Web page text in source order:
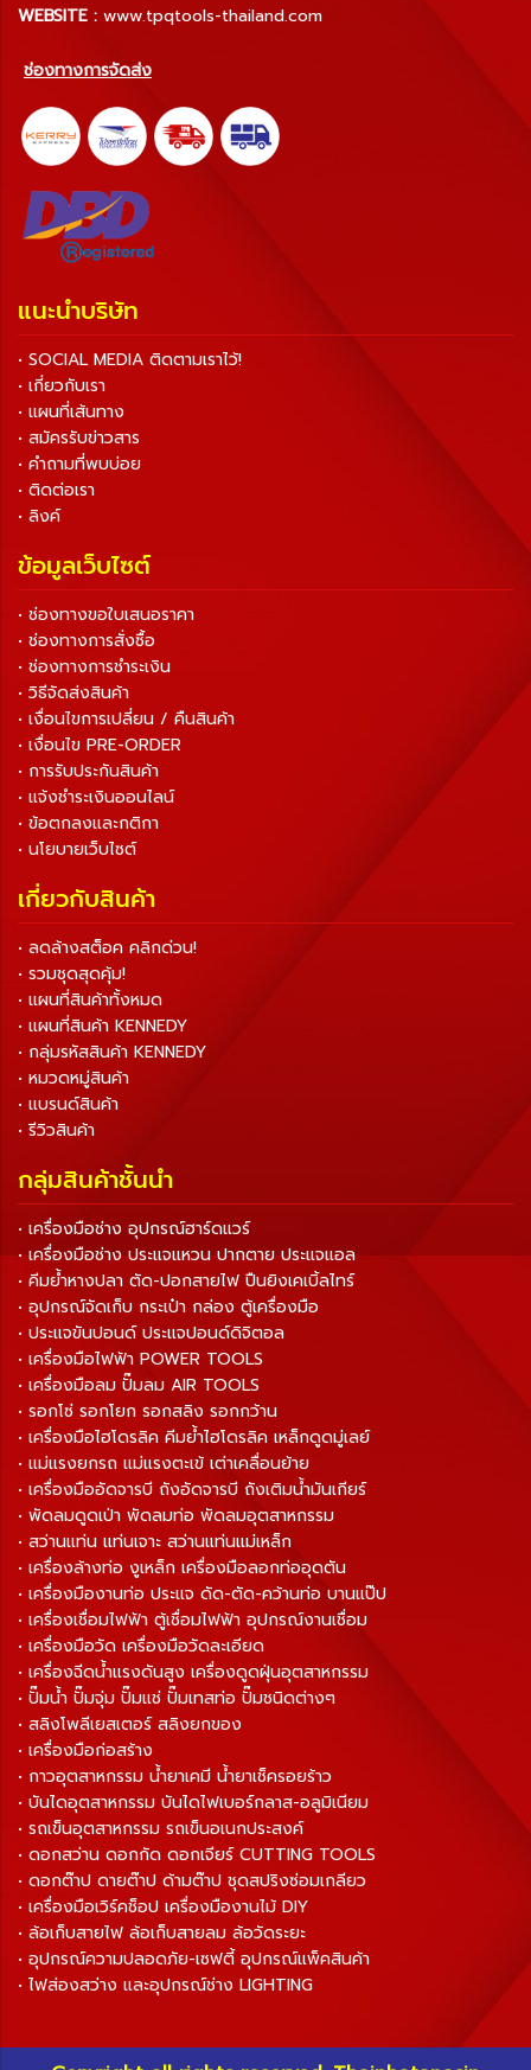
WEBSITE : www.tpqtools-thailand.com
ช่องทางการจัดส่ง
แนะนำบริษัท
• SOCIAL MEDIA ติดตามเราไว้!
• เกี่ยวกับเรา
• แผนที่เส้นทาง
• สมัครรับข่าวสาร
• คำถามที่พบบ่อย
• ติดต่อเรา
• ลิงค์
ข้อมูลเว็บไซต์
• ช่องทางขอใบเสนอราคา
• ช่องทางการสั่งซื้อ
• ช่องทางการชำระเงิน
• วิธีจัดส่งสินค้า
• เงื่อนไขการเปลี่ยน / คืนสินค้า
• เงื่อนไข PRE-ORDER
• การรับประกันสินค้า
• แจ้งชำระเงินออนไลน์
• ข้อตกลงและกติกา
• นโยบายเว็บไซต์
เกี่ยวกับสินค้า
• ลดล้างสต็อค คลิกด่วน!
• รวมชุดสุดคุ้ม!
• แผนที่สินค้าทั้งหมด
• แผนที่สินค้า KENNEDY
• กลุ่มรหัสสินค้า KENNEDY
• หมวดหมู่สินค้า
• แบรนด์สินค้า
• รีวิวสินค้า
กลุ่มสินค้าชั้นนำ
• เครื่องมือช่าง อุปกรณ์ฮาร์ดแวร์
• เครื่องมือช่าง ประแจแหวน ปากตาย ประแจแอล
• คีมย้ำหางปลา ตัด-ปอกสายไฟ ปืนยิงเคเบิ้ลไทร์
• อุปกรณ์จัดเก็บ กระเป๋า กล่อง ตู้เครื่องมือ
• ประแจขันปอนด์ ประแจปอนด์ดิจิตอล
• เครื่องมือไฟฟ้า POWER TOOLS
• เครื่องมือลม ปั๊มลม AIR TOOLS
• รอกโซ่ รอกโยก รอกสลิง รอกกว้าน
• เครื่องมือไฮโดรลิค คีมย้ำไฮโดรลิค เหล็กดูดมู่เลย์
• แม่แรงยกรถ แม่แรงตะเข้ เต่าเคลื่อนย้าย
• เครื่องมืออัดจารบี ถังอัดจารบี ถังเติมน้ำมันเกียร์
• พัดลมดูดเป่า พัดลมท่อ พัดลมอุตสาหกรรม
• สว่านแท่น แท่นเจาะ สว่านแท่นแม่เหล็ก
• เครื่องล้างท่อ งูเหล็ก เครื่องมือลอกท่ออุดตัน
• เครื่องมืองานท่อ ประแจ ดัด-ตัด-คว้านท่อ บานแป๊ป
• เครื่องเชื่อมไฟฟ้า ตู้เชื่อมไฟฟ้า อุปกรณ์งานเชื่อม
• เครื่องมือวัด เครื่องมือวัดละเอียด
• เครื่องฉีดน้ำแรงดันสูง เครื่องดูดฝุ่นอุตสาหกรรม
• ปั๊มน้ำ ปั๊มจุ่ม ปั๊มแช่ ปั๊มเทสท่อ ปั๊มชนิดต่างๆ
• สลิงโพลีเยสเตอร์ สลิงยกของ
• เครื่องมือก่อสร้าง
• กาวอุตสาหกรรม น้ำยาเคมี น้ำยาเช็ครอยร้าว
• บันไดอุตสาหกรรม บันไดไฟเบอร์กลาส-อลูมิเนียม
• รถเข็นอุตสาหกรรม รถเข็นอเนกประสงค์
• ดอกสว่าน ดอกกัด ดอกเจียร์ CUTTING TOOLS
• ดอกต๊าป ดายต๊าป ด้ามต๊าป ชุดสปริงซ่อมเกลียว
• เครื่องมือเวิร์คช็อป เครื่องมืองานไม้ DIY
• ล้อเก็บสายไฟ ล้อเก็บสายลม ล้อวัดระยะ
• อุปกรณ์ความปลอดภัย-เซฟตี้ อุปกรณ์แพ็คสินค้า
• ไฟส่องสว่าง และอุปกรณ์ช่าง LIGHTING